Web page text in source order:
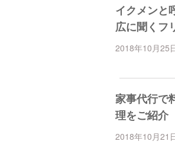
イクメンと
広に聞くフ
2018年10月25
家事代行で
理をご紹介
2018年10月21